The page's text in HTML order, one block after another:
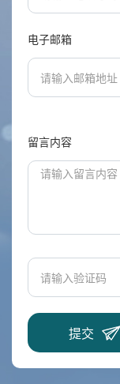
电子邮箱
留言内容